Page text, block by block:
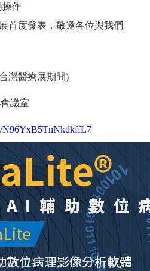
操作
首度發表，敬邀各位與我們
灣醫療展期間)
議室
N96YxB5TnNkdkffL7